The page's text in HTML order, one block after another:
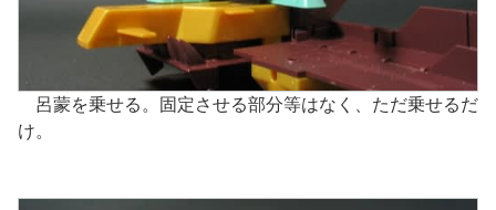
呂蒙を乗せる。固定させる部分等はなく、ただ乗せるだ
け。